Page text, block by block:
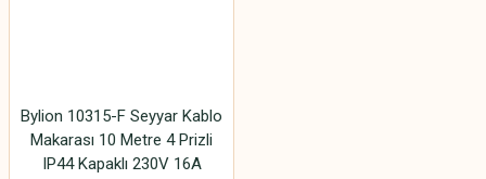
Bylion 10315-F Seyyar Kablo
Makarası 10 Metre 4 Prizli
IP44 Kapaklı 230V 16A